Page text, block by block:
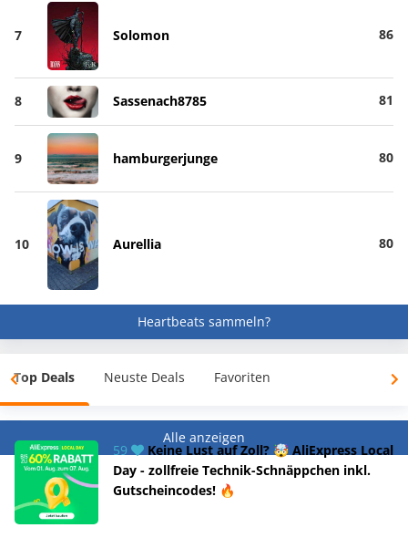
7 Solomon 86
8 Sassenach8785 81
9 hamburgerjunge 80
10 Aurellia 80
Heartbeats sammeln?
Top Deals Neuste Deals Favoriten
Alle anzeigen
59
Keine Lust auf Zoll? 🤯 AliExpress Local
Day - zollfreie Technik-Schnäppchen inkl.
Gutscheincodes! 🔥